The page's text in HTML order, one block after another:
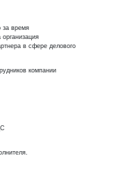
за время
в сфере делового
компании